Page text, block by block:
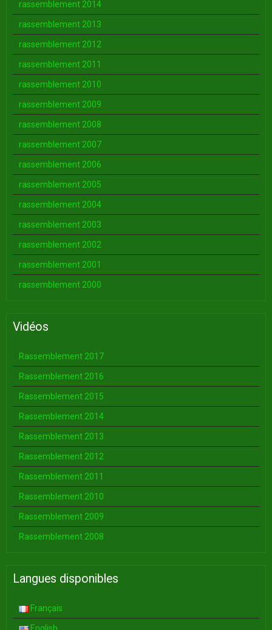
rassemblement 2014
rassemblement 2013
rassemblement 2012
rassemblement 2011
rassemblement 2010
rassemblement 2009
rassemblement 2008
rassemblement 2007
rassemblement 2006
rassemblement 2005
rassemblement 2004
rassemblement 2003
rassemblement 2002
rassemblement 2001
rassemblement 2000
Vidéos
Rassemblement 2017
Rassemblement 2016
Rassemblement 2015
Rassemblement 2014
Rassemblement 2013
Rassemblement 2012
Rassemblement 2011
Rassemblement 2010
Rassemblement 2009
Rassemblement 2008
Langues disponibles
Français
English